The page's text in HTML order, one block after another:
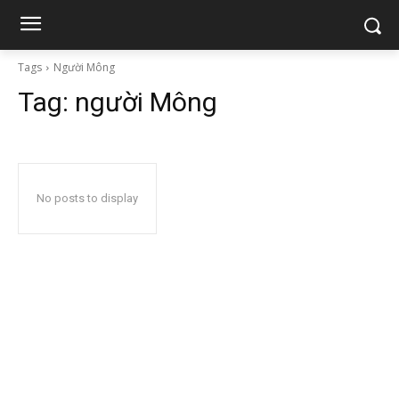
Tags Người Mông
Tag: người Mông
No posts to display